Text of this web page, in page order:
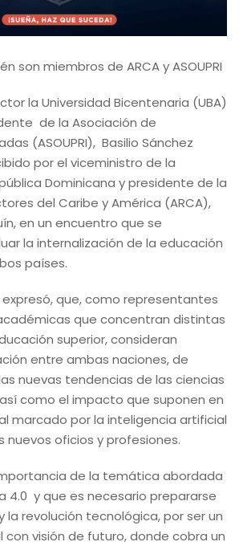
son miembros de ARCA y ASOUPRI
la Universidad Bicentenaria (UBA)
de la Asociación de
(ASOUPRI), Basilio Sánchez
por el viceministro de la
Dominicana y presidente de la
del Caribe y América (ARCA),
en un encuentro que se
la internalización de la educación
países.
expresó, que, como representantes
que concentran distintas
superior, consideran
entre ambas naciones, de
nuevas tendencias de las ciencias
como el impacto que suponen en
marcado por la inteligencia artificial
nuevos oficios y profesiones.
de la temática abordada
4.0 y que es necesario prepararse
la revolución tecnológica, por ser un
visión de futuro, donde cobra un